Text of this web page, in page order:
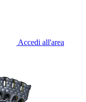
Accedi all'area